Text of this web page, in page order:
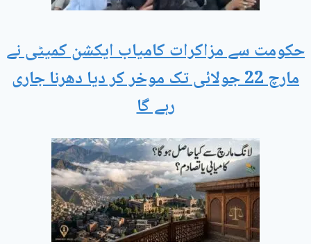
حکومت سے مزاکرات کامیاب ایکشن کمیٹی نے
مارچ 22 جولائی تک موخر کر دیا دھرنا جاری
رہے گا